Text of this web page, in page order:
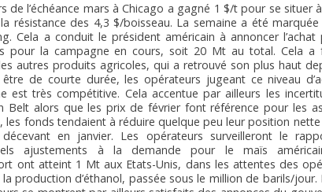
de l’échéance mars à Chicago a gagné 1 $/t pour se situer
résistance des 4,3 $/boisseau. La semaine a été
Cela a conduit le président américain à annoncer
pour la campagne en cours, soit 20 Mt au total. Cela
autres produits agricoles, qui a retrouvé son plus haut
de courte durée, les opérateurs jugeant ce niveau
est très compétitive. Cela accentue par ailleurs les
Belt alors que les prix de février font référence pour les
les fonds tendaient à réduire quelque peu leur position nette
en janvier. Les opérateurs surveilleront le
ajustements à la demande pour le maïs
ont atteint 1 Mt aux Etats-Unis, dans les attentes des
production d’éthanol, passée sous le million de barils/